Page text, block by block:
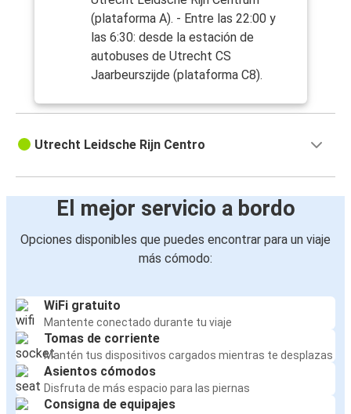
(plataforma A). - Entre las 22:00 y
las 6:30: desde la estación de
autobuses de Utrecht CS
Jaarbeurszijde (plataforma C8).
Utrecht Leidsche Rijn Centro
El mejor servicio a bordo
Opciones disponibles que puedes encontrar para un viaje
más cómodo:
WiFi gratuito
Mantente conectado durante tu viaje
Tomas de corriente
Mantén tus dispositivos cargados mientras te desplazas
Asientos cómodos
Disfruta de más espacio para las piernas
Consigna de equipajes